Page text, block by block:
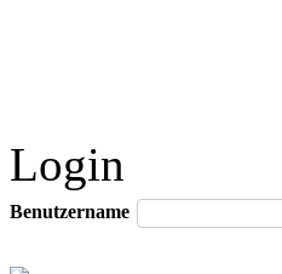
Login
Benutzername